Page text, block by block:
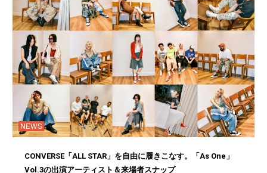
NEWS
CONVERSE「ALL STAR」を自由に履きこなす。「As One」
Vol.3の出演アーティスト＆来場者スナップ